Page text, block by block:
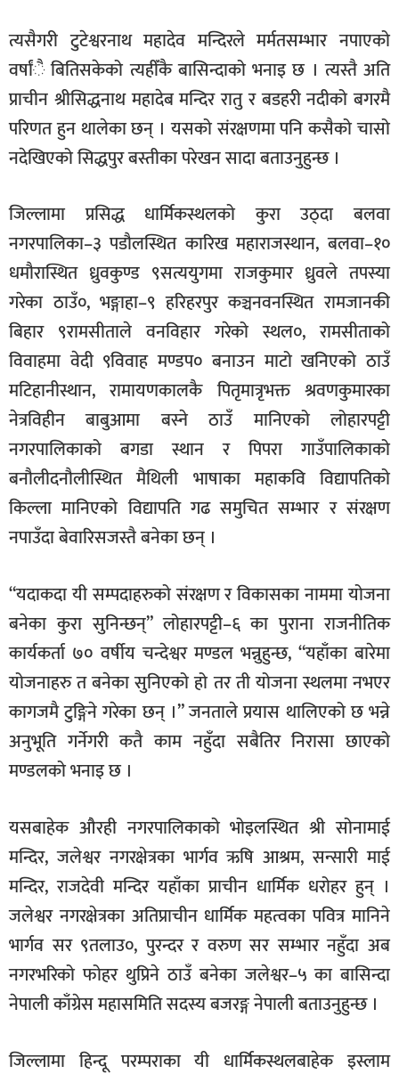
त्यसैगरी टुटेश्वरनाथ महादेव मन्दिरले मर्मतसम्भार नपाएको
वर्षांै बितिसकेको त्यहीँकै बासिन्दाको भनाइ छ । त्यस्तै अति
प्राचीन श्रीसिद्धनाथ महादेब मन्दिर रातु र बडहरी नदीको बगरमै
परिणत हुन थालेका छन् । यसको संरक्षणमा पनि कसैको चासो
नदेखिएको सिद्धपुर बस्तीका परेखन सादा बताउनुहुन्छ ।
जिल्लामा प्रसिद्ध धार्मिकस्थलको कुरा उठ्दा बलवा
नगरपालिका–३ पडौलस्थित कारिख महाराजस्थान, बलवा–१०
धमौरास्थित ध्रुवकुण्ड ९सत्ययुगमा राजकुमार ध्रुवले तपस्या
गरेका ठाउँ०, भङ्गाहा–९ हरिहरपुर कञ्चनवनस्थित रामजानकी
बिहार ९रामसीताले वनविहार गरेको स्थल०, रामसीताको
विवाहमा वेदी ९विवाह मण्डप० बनाउन माटो खनिएको ठाउँ
मटिहानीस्थान, रामायणकालकै पितृमात्रृभक्त श्रवणकुमारका
नेत्रविहीन बाबुआमा बस्ने ठाउँ मानिएको लोहारपट्टी
नगरपालिकाको बगडा स्थान र पिपरा गाउँपालिकाको
बनौलीदनौलीस्थित मैथिली भाषाका महाकवि विद्यापतिको
किल्ला मानिएको विद्यापति गढ समुचित सम्भार र संरक्षण
नपाउँदा बेवारिसजस्तै बनेका छन् ।
“यदाकदा यी सम्पदाहरुको संरक्षण र विकासका नाममा योजना
बनेका कुरा सुनिन्छन्” लोहारपट्टी–६ का पुराना राजनीतिक
कार्यकर्ता ७० वर्षीय चन्देश्वर मण्डल भन्नुहुन्छ, “यहाँका बारेमा
योजनाहरु त बनेका सुनिएको हो तर ती योजना स्थलमा नभएर
कागजमै टुङ्गिने गरेका छन् ।” जनताले प्रयास थालिएको छ भन्ने
अनुभूति गर्नेगरी कतै काम नहुँदा सबैतिर निरासा छाएको
मण्डलको भनाइ छ ।
यसबाहेक औरही नगरपालिकाको भोइलस्थित श्री सोनामाई
मन्दिर, जलेश्वर नगरक्षेत्रका भार्गव ऋषि आश्रम, सन्सारी माई
मन्दिर, राजदेवी मन्दिर यहाँका प्राचीन धार्मिक धरोहर हुन् ।
जलेश्वर नगरक्षेत्रका अतिप्राचीन धार्मिक महत्वका पवित्र मानिने
भार्गव सर ९तलाउ०, पुरन्दर र वरुण सर सम्भार नहुँदा अब
नगरभरिको फोहर थुप्रिने ठाउँ बनेका जलेश्वर–५ का बासिन्दा
नेपाली काँग्रेस महासमिति सदस्य बजरङ्ग नेपाली बताउनुहुन्छ ।
जिल्लामा हिन्दू परम्पराका यी धार्मिकस्थलबाहेक इस्लाम